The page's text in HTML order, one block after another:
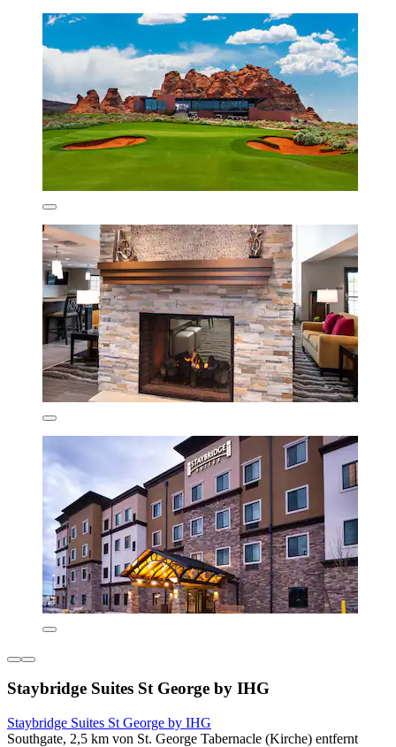
Staybridge Suites St George by IHG
Staybridge Suites St George by IHG
Southgate, 2,5 km von St. George Tabernacle (Kirche) entfernt